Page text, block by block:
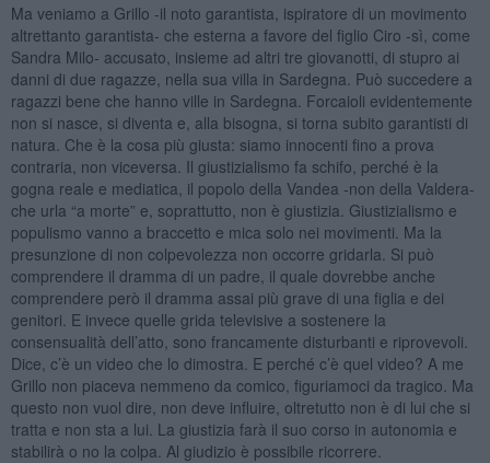
Ma veniamo a Grillo -il noto garantista, ispiratore di un movimento
altrettanto garantista- che esterna a favore del figlio Ciro -sì, come
Sandra Milo- accusato, insieme ad altri tre giovanotti, di stupro ai
danni di due ragazze, nella sua villa in Sardegna. Può succedere a
ragazzi bene che hanno ville in Sardegna. Forcaioli evidentemente
non si nasce, si diventa e, alla bisogna, si torna subito garantisti di
natura. Che è la cosa più giusta: siamo innocenti fino a prova
contraria, non viceversa. Il giustizialismo fa schifo, perché è la
gogna reale e mediatica, il popolo della Vandea -non della Valdera-
che urla “a morte” e, soprattutto, non è giustizia. Giustizialismo e
populismo vanno a braccetto e mica solo nei movimenti. Ma la
presunzione di non colpevolezza non occorre gridarla. Si può
comprendere il dramma di un padre, il quale dovrebbe anche
comprendere però il dramma assai più grave di una figlia e dei
genitori. E invece quelle grida televisive a sostenere la
consensualità dell’atto, sono francamente disturbanti e riprovevoli.
Dice, c’è un video che lo dimostra. E perché c’è quel video? A me
Grillo non piaceva nemmeno da comico, figuriamoci da tragico. Ma
questo non vuol dire, non deve influire, oltretutto non è di lui che si
tratta e non sta a lui. La giustizia farà il suo corso in autonomia e
stabilirà o no la colpa. Al giudizio è possibile ricorrere.